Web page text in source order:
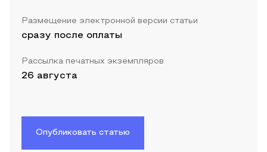
Размещение электронной версии статьи
сразу после оплаты
Рассылка печатных экземпляров
26 августа
Опубликовать статью